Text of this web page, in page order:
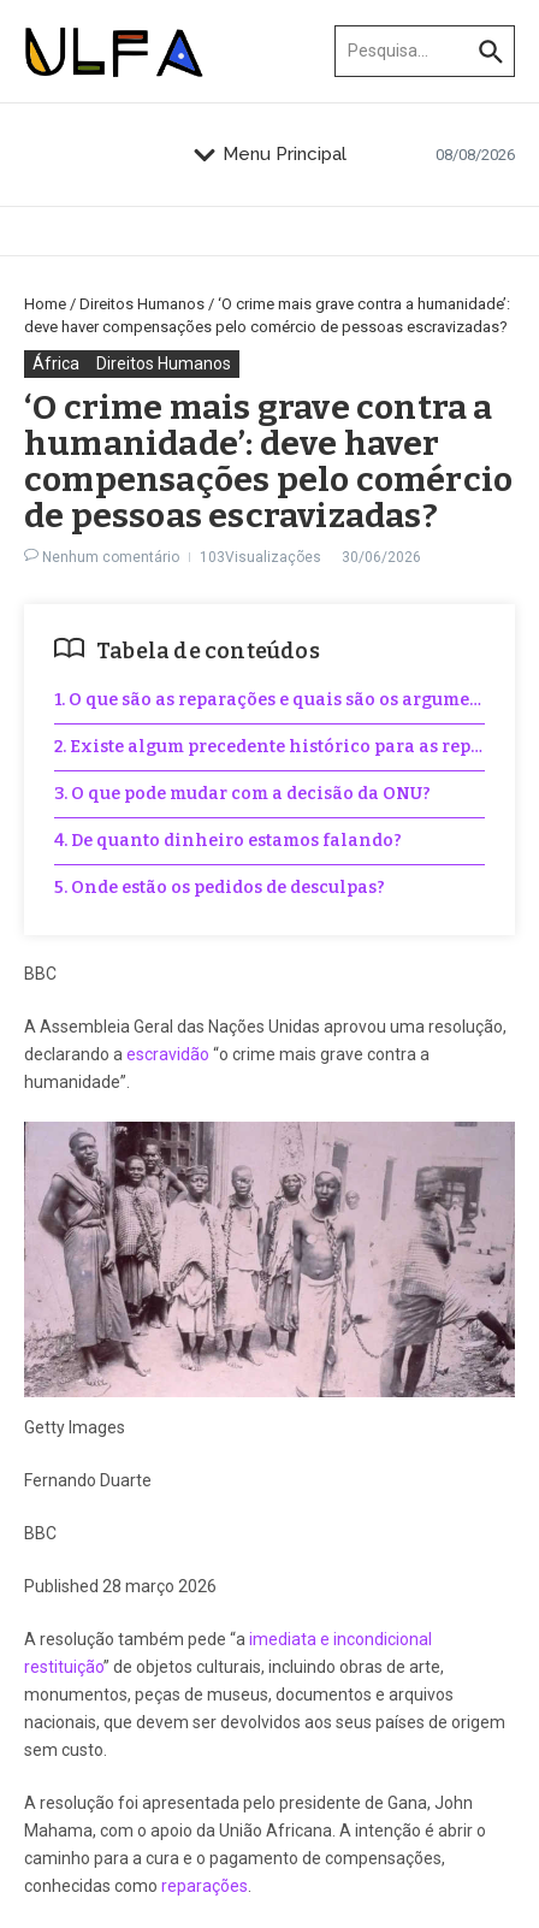
Menu Principal 08/08/2026
Home / Direitos Humanos / ‘O crime mais grave contra a humanidade’:
deve haver compensações pelo comércio de pessoas escravizadas?
África Direitos Humanos
‘O crime mais grave contra a
humanidade’: deve haver
compensações pelo comércio
de pessoas escravizadas?
Nenhum comentário 103Visualizações 30/06/2026
Tabela de conteúdos
1. O que são as reparações e quais são os argumentos a
2. Existe algum precedente histórico para as
3. O que pode mudar com a decisão da ONU?
4. De quanto dinheiro estamos falando?
5. Onde estão os pedidos de desculpas?
BBC
A Assembleia Geral das Nações Unidas aprovou uma resolução,
declarando a escravidão “o crime mais grave contra a
humanidade”.
Getty Images
Fernando Duarte
BBC
Published 28 março 2026
A resolução também pede “a imediata e incondicional
restituição” de objetos culturais, incluindo obras de arte,
monumentos, peças de museus, documentos e arquivos
nacionais, que devem ser devolvidos aos seus países de origem
sem custo.
A resolução foi apresentada pelo presidente de Gana, John
Mahama, com o apoio da União Africana. A intenção é abrir o
caminho para a cura e o pagamento de compensações,
conhecidas como reparações